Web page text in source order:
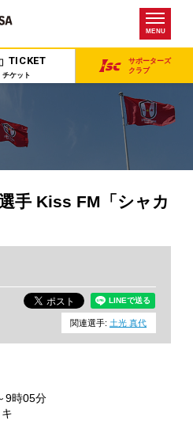
MENU
TICKET
チケット
サポーターズ
クラブ
手 Kiss FM「シャカ
関連選手: 土光 真代
9時05分